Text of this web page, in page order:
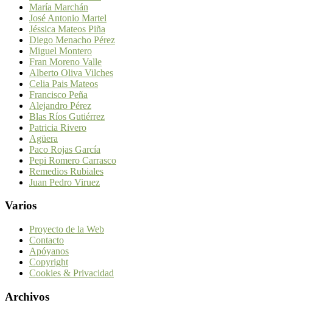
María Marchán
José Antonio Martel
Jéssica Mateos Piña
Diego Menacho Pérez
Miguel Montero
Fran Moreno Valle
Alberto Oliva Vilches
Celia Pais Mateos
Francisco Peña
Alejandro Pérez
Blas Ríos Gutiérrez
Patricia Rivero
Agüera
Paco Rojas García
Pepi Romero Carrasco
Remedios Rubiales
Juan Pedro Viruez
Varios
Proyecto de la Web
Contacto
Apóyanos
Copyright
Cookies & Privacidad
Archivos